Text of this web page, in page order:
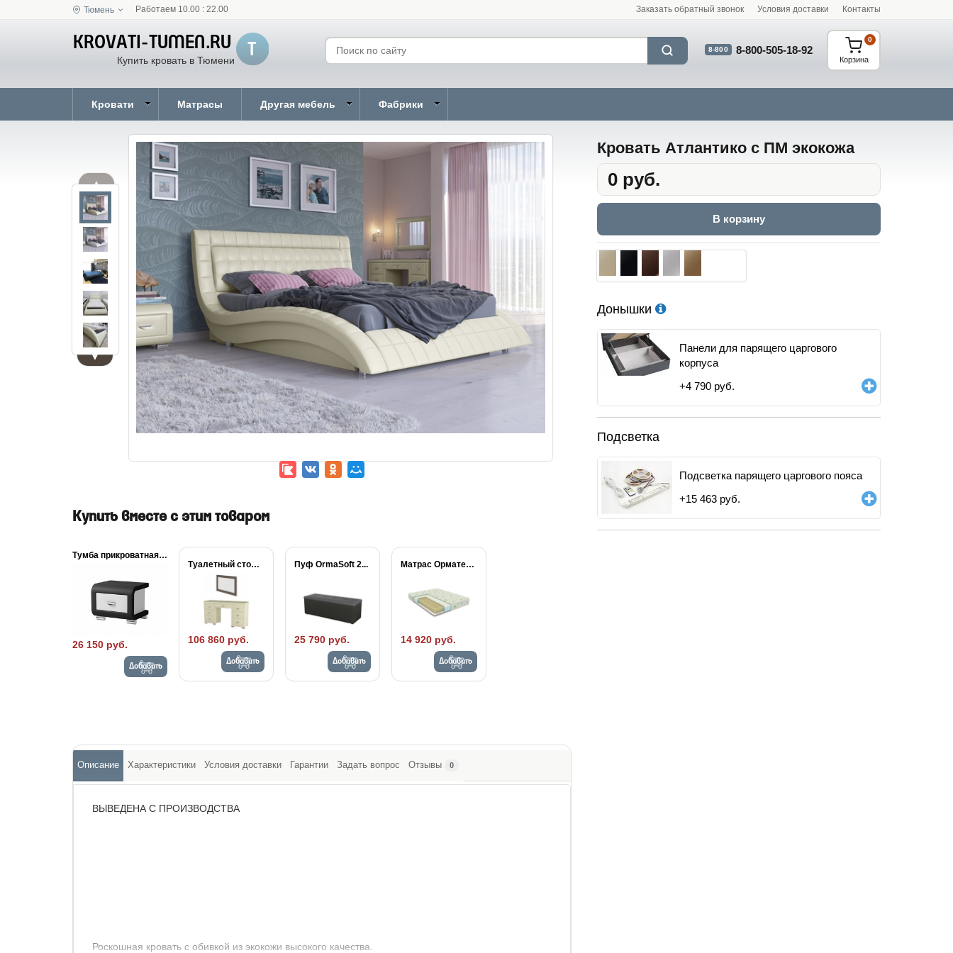
Тюмень Работаем 10.00 : 22.00 Заказать обратный звонок Условия доставки Контакты
Купить кровать в Тюмени
8-800 8-800-505-18-92
Корзина
0
Кровати Матрасы Другая мебель Фабрики
▲
▼
Кровать Атлантико с ПМ экокожа
0 руб.
В корзину
Донышки
Панели для парящего царгового
корпуса
+4 790 руб.
Подсветка
Подсветка парящего царгового пояса
+15 463 руб.
Купить вместе с этим товаром
Тумба прикроватная OrmaSoft-3
26 150 руб.
Добавить
Туалетный стол OrmaSoft-2...
106 860 руб.
Добавить
Пуф OrmaSoft 2...
25 790 руб.
Добавить
Матрас Орматек МИА...
14 920 руб.
Добавить
Описание Характеристики Условия доставки Гарантии Задать вопрос Отзывы 0
ВЫВЕДЕНА С ПРОИЗВОДСТВА
Роскошная кровать с обивкой из экокожи высокого качества.